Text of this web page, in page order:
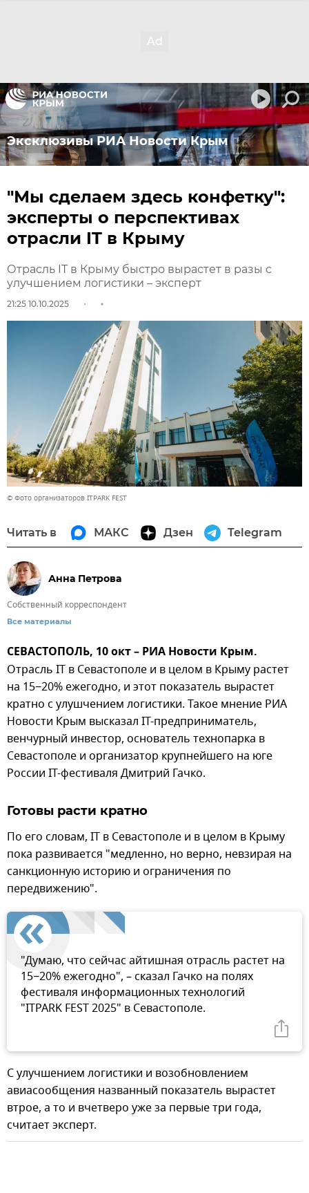
Эксклюзивы РИА Новости Крым
"Мы сделаем здесь конфетку":
эксперты о перспективах
отрасли IT в Крыму
Отрасль IT в Крыму быстро вырастет в разы с
улучшением логистики – эксперт
21:25 10.10.2025
© Фото организаторов ITPARK FEST
Читать в МАКС Дзен Telegram
Анна Петрова
Собственный корреспондент
Все материалы
СЕВАСТОПОЛЬ, 10 окт – РИА Новости Крым.
Отрасль IT в Севастополе и в целом в Крыму растет
на 15−20% ежегодно, и этот показатель вырастет
кратно с улушчением логистики. Такое мнение РИА
Новости Крым высказал IT-предприниматель,
венчурный инвестор, основатель технопарка в
Севастополе и организатор крупнейшего на юге
России IT-фестиваля Дмитрий Гачко.
Готовы расти кратно
По его словам, IT в Севастополе и в целом в Крыму
пока развивается "медленно, но верно, невзирая на
санкционную историю и ограничения по
передвижению".
"Думаю, что сейчас айтишная отрасль растет на
15−20% ежегодно", – сказал Гачко на полях
фестиваля информационных технологий
"ITPARK FEST 2025" в Севастополе.
С улучшением логистики и возобновлением
авиасообщения названный показатель вырастет
втрое, а то и вчетверо уже за первые три года,
считает эксперт.